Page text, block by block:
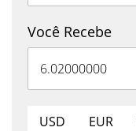
Você Recebe
USD EUR